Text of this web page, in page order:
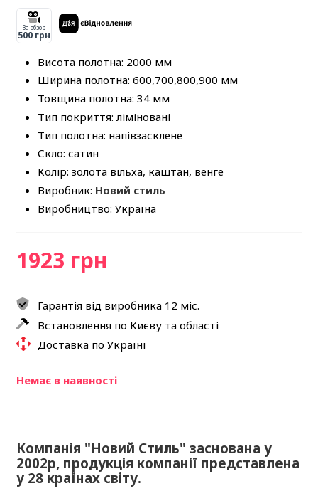
За обзор
500 грн
Висота полотна: 2000 мм
Ширина полотна: 600,700,800,900 мм
Товщина полотна: 34 мм
Тип покриття: ліміновані
Тип полотна: напівзасклене
Скло: сатин
Колір: золота вільха, каштан, венге
Виробник: Новий стиль
Виробництво: Україна
1923 грн
Гарантія від виробника 12 міс.
Встановлення по Києву та області
Доставка по Україні
Немає в наявності
Компанія "Новий Стиль" заснована у
2002р, продукція компанії представлена
у 28 країнах світу.